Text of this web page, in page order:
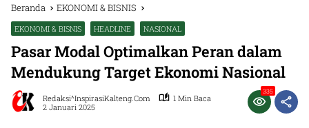
Beranda EKONOMI & BISNIS
EKONOMI & BISNIS HEADLINE NASIONAL
Pasar Modal Optimalkan Peran dalam
Mendukung Target Ekonomi Nasional
Redaksi^InspirasiKalteng.com
1 Min Baca
2 Januari 2025
335